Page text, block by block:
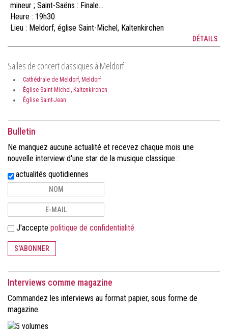
mineur ; Saint-Saëns : Finale...
Heure : 19h30
Lieu : Meldorf, église Saint-Michel, Kaltenkirchen
DÉTAILS
Salles de concert classiques à Meldorf
Cathédrale de Meldorf, Meldorf
Église Saint-Michel, Kaltenkirchen
Église Saint-Jean
Bulletin
Ne manquez aucune actualité et recevez chaque mois une
nouvelle interview d'une star de la musique classique :
actualités quotidiennes
J'accepte politique de confidentialité
S'ABONNER
Interviews comme magazine
Commandez les interviews au format papier, sous forme de
magazine.